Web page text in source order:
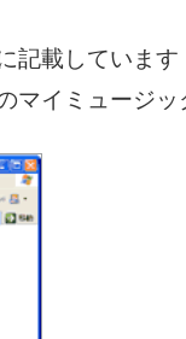
記載しています
マイミュージッ